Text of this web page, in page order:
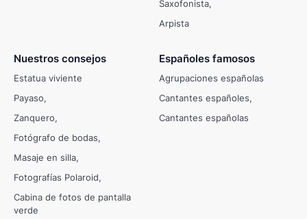
Saxofonista
Arpista
Nuestros consejos
Estatua viviente
Payaso
Zanquero
Fotógrafo de bodas
Masaje en silla
Fotografías Polaroid
Cabina de fotos de pantalla
verde
Españoles famosos
Agrupaciones españolas
Cantantes españoles
Cantantes españolas